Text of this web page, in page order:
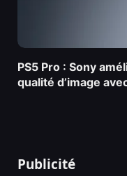
PS5 Pro : Sony
qualité d’image
Publicité